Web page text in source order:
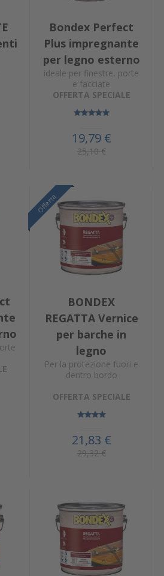
Bondex Perfect
Plus impregnante
per legno esterno
ideale per finestre, porte
e facciate
OFFERTA SPECIALE
19,79 €
25,10 €
Offerta
Offerta
Offerta
BONDEX
REGATTA Vernice
per barche in
legno
Per la protezione fuori e
dentro bordo
OFFERTA SPECIALE
21,83 €
29,32 €